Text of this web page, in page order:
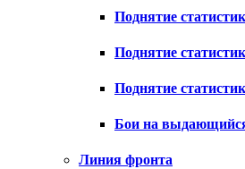
Поднятие
Поднятие
Поднятие
Бои на
Линия фронта